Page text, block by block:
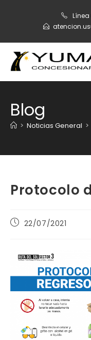
Blog
> Noticias General >
Protocolo
Publicación
22/07/2021